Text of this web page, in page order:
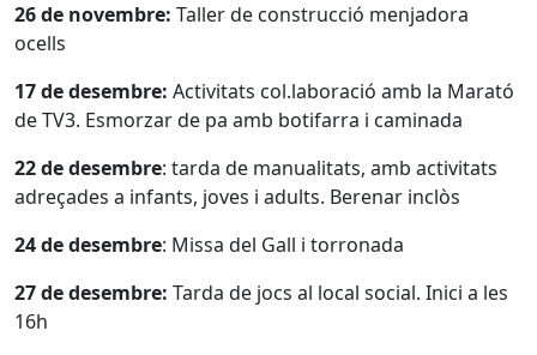
26 de novembre: Taller de construcció menjadora
ocells
17 de desembre: Activitats col.laboració amb la Marató
de TV3. Esmorzar de pa amb botifarra i caminada
22 de desembre: tarda de manualitats, amb activitats
adreçades a infants, joves i adults. Berenar inclòs
24 de desembre: Missa del Gall i torronada
27 de desembre: Tarda de jocs al local social. Inici a les
16h